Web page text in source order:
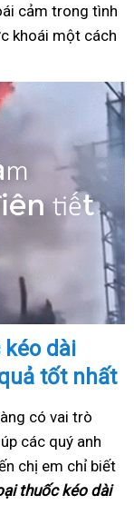
cảm trong tình
khoái một cách
dài
tốt nhất
có vai trò
các quý anh
chị em chỉ biết
thuốc kéo dài